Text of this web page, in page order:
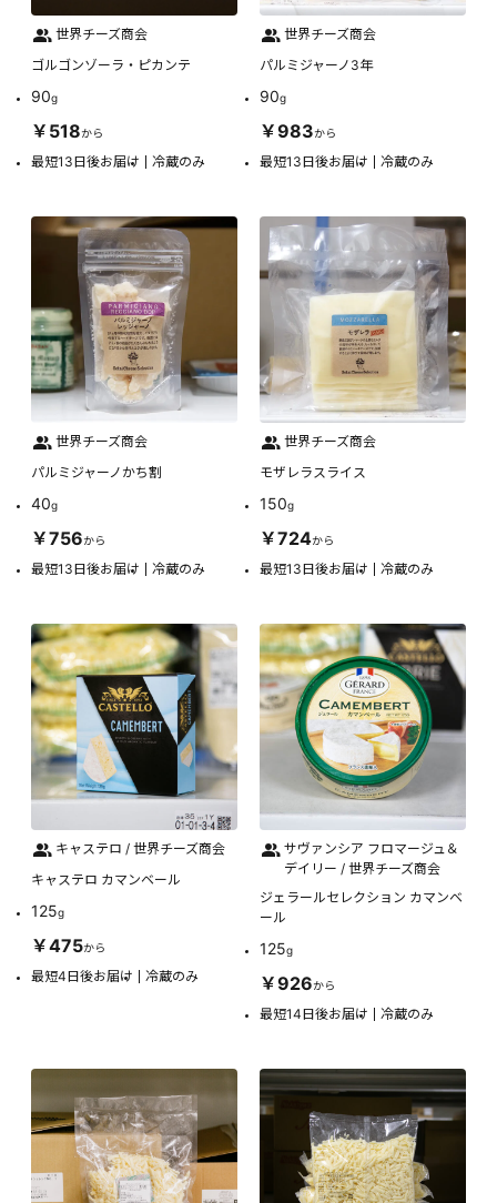
世界チーズ商会
ゴルゴンゾーラ・ピカンテ
90g
￥518から
最短13日後お届け 冷蔵のみ
世界チーズ商会
パルミジャーノ3年
90g
￥983から
最短13日後お届け 冷蔵のみ
世界チーズ商会
パルミジャーノかち割
40g
￥756から
最短13日後お届け 冷蔵のみ
世界チーズ商会
モザレラスライス
150g
￥724から
最短13日後お届け 冷蔵のみ
キャステロ / 世界チーズ商会
キャステロ カマンベール
125g
￥475から
最短4日後お届け 冷蔵のみ
サヴァンシア フロマージュ＆
デイリー / 世界チーズ商会
ジェラールセレクション カマンベ
ール
125g
￥926から
最短14日後お届け 冷蔵のみ